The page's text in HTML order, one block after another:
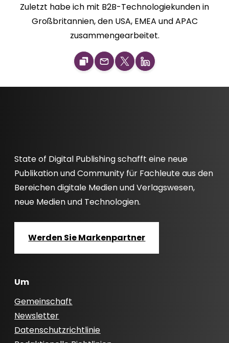
Zuletzt habe ich mit B2B-Technologiekunden in
Großbritannien, den USA, EMEA und APAC
zusammengearbeitet.
State of Digital Publishing schafft eine neue
Publikation und Community für Fachleute aus den
Bereichen digitale Medien und Verlagswesen,
neue Medien und Technologien.
Werden Sie Markenpartner
Um
Gemeinschaft
Newsletter
Datenschutzrichtlinie